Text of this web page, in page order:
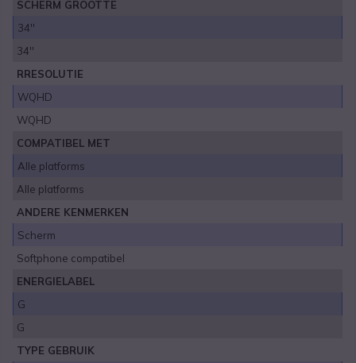
SCHERM GROOTTE
34''
34''
RRESOLUTIE
WQHD
WQHD
COMPATIBEL MET
Alle platforms
Alle platforms
ANDERE KENMERKEN
Scherm
Softphone compatibel
ENERGIELABEL
G
G
TYPE GEBRUIK